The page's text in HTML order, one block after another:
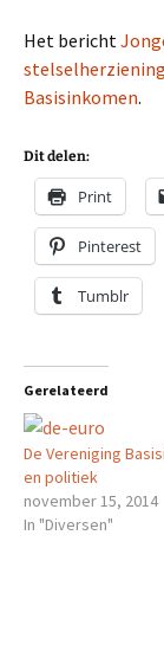
Het bericht
stelselherziening
Basisinkomen.
Dit delen:
Print
Pinterest
Tumblr
Gerelateerd
De Vereniging
en politiek
november 15, 2014
In "Diversen"